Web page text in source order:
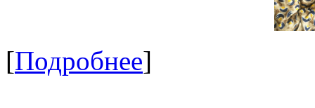
[Подробнее]